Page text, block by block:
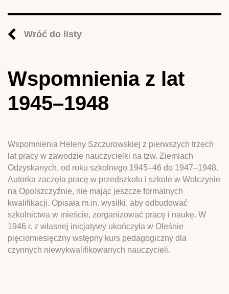
Wróć do listy
Wspomnienia z lat
1945–1948
Wspomnienia Heleny Szczurowskiej z pierwszych trzech
lat pracy w zawodzie nauczycielki na tzw. Ziemiach
Odzyskanych, od roku szkolnego 1945–46 do 1947–1948.
Autorka zaczęła pracę w przedszkolu i szkole w Wołczynie
na Opolszczyźnie, nie mając jeszcze formalnych
kwalifikacji. Opisała m.in. wysiłki, aby odbudować
szkolnictwa w mieście, zorganizować pracę i naukę. W
1946 r. z własnej inicjatywy ukończyła w Oleśnie
pięciomiesięczny wstępny kurs pedagogiczny dla
czynnych niewykwalifikowanych nauczycieli.